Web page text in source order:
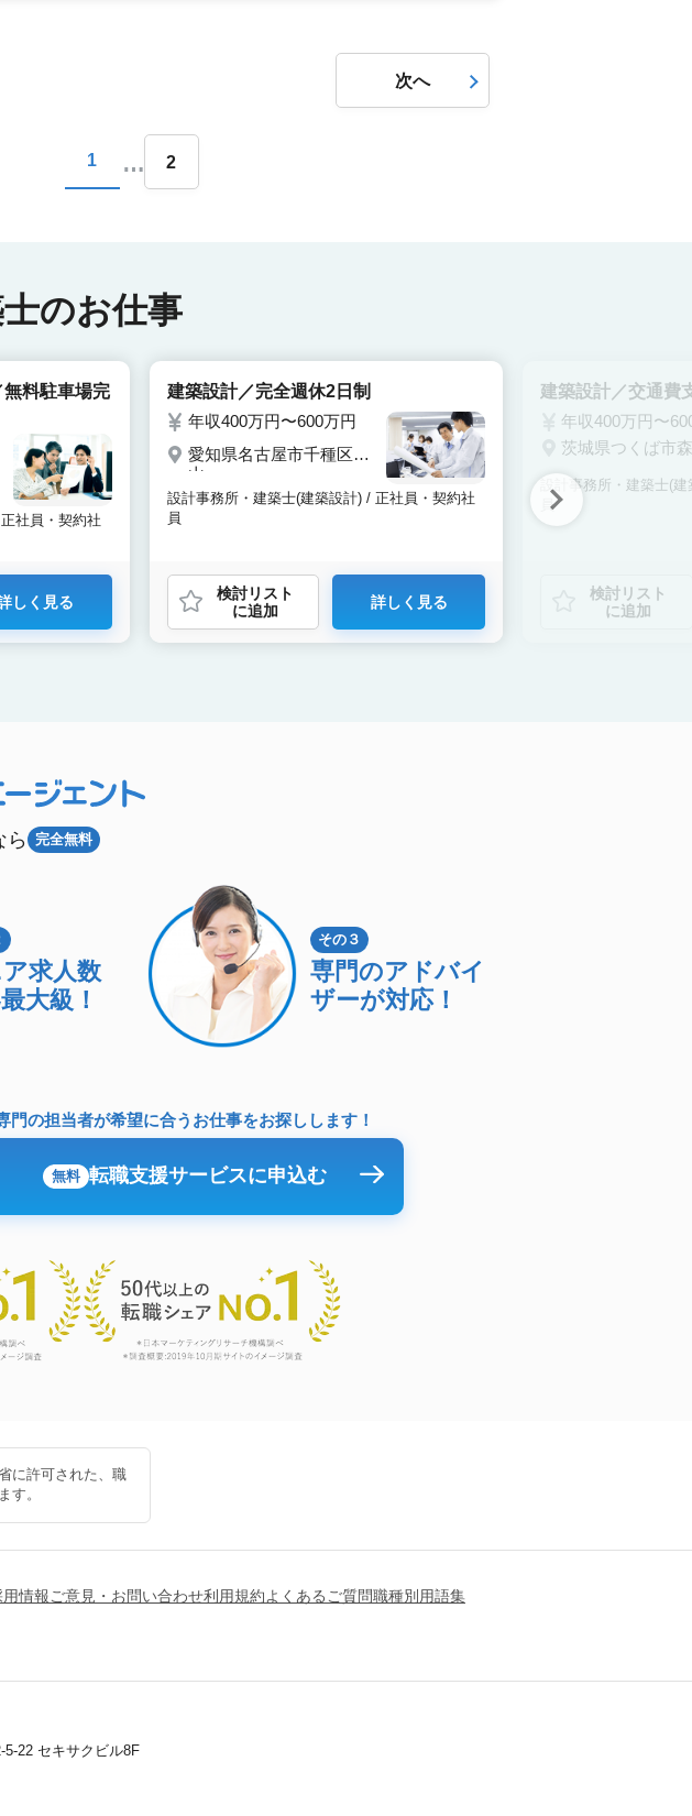
次へ
1 … 2
のお仕事
料駐車場完
社員・契約社
しく見る
建築設計／完全週休2日制
年収400万円〜600万円
愛知県名古屋市千種区内
山
設計事務所・建築士(建築設計) / 正社員・契約社
員
検討リスト
に追加
詳しく見る
建築設計／交通費
年収400万円〜
茨城県つくば市
設計事務所・建築士(
員
検討リスト
に追加
ら 完全無料
求人数
大級！
その３
専門のアドバイ
ザーが対応！
門の担当者が希望に合うお仕事をお探しします！
無料 転職支援サービスに申込む
に許可された、職
す。
用情報ご意見・お問い合わせ利用規約よくあるご質問職種別用語集
22 セキサクビル8F